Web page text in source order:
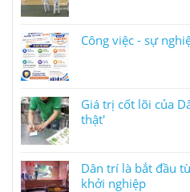
Công việc - sự
Giá trị cốt lõi của
thật'
Dân trí là bắt đầu
khởi nghiệp